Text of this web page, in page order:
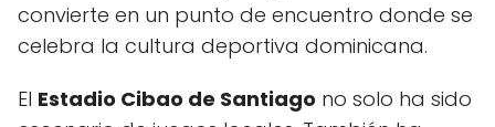
convierte en un punto de encuentro donde se
celebra la cultura deportiva dominicana.
El Estadio Cibao de Santiago no solo ha sido